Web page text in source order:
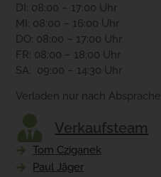
DI: 08:00 – 17:00 Uhr
MI: 08:00 – 16:00 Uhr
DO: 08:00 – 17:00 Uhr
FR: 08:00 – 18:00 Uhr
SA: 09:00 – 14:30 Uhr
Verladen nur nach Absprache
Verkaufsteam
Tom Cziganek
Paul Jäger